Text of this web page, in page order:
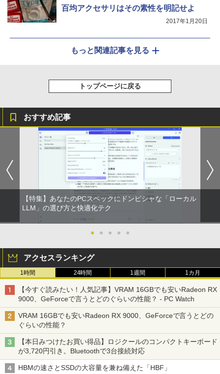
百均アクセサリはその素性を明記せよ
2017年1月20日
もっと関連記事を見る
トップページに戻る
おすすめ記事
【特集】あなたのPCスペックにドンピシャな「ローカル
LLM」の選び方と快適化テク
● ● ● ● ●
アクセスランキング
1時間 24時間 1週間 1カ月
【今すぐ読みたい！人気記事】VRAM 16GBでも安いRadeon RX
9000、GeForceで言うとどのぐらいの性能？ - PC Watch
VRAM 16GBでも安いRadeon RX 9000、GeForceで言うとどの
ぐらいの性能？
【本日みつけたお買い得品】ロジクールのコンパクトキーボード
が3,720円引き。Bluetoothで3台接続対応
HBMの速さとSSDの大容量を兼ね備えた「HBF」